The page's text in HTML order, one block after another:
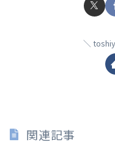
関連記事